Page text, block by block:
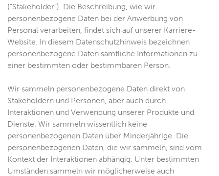
(“Stakeholder”). Die Beschreibung, wie wir
personenbezogene Daten bei der Anwerbung von
Personal verarbeiten, findet sich auf unserer Karriere-
Website. In diesem Datenschutzhinweis bezeichnen
personenbezogene Daten sämtliche Informationen zu
einer bestimmten oder bestimmbaren Person.
Wir sammeln personenbezogene Daten direkt von
Stakeholdern und Personen, aber auch durch
Interaktionen und Verwendung unserer Produkte und
Dienste. Wir sammeln wissentlich keine
personenbezogenen Daten über Minderjährige. Die
personenbezogenen Daten, die wir sammeln, sind vom
Kontext der Interaktionen abhängig. Unter bestimmten
Umständen sammeln wir möglicherweise auch